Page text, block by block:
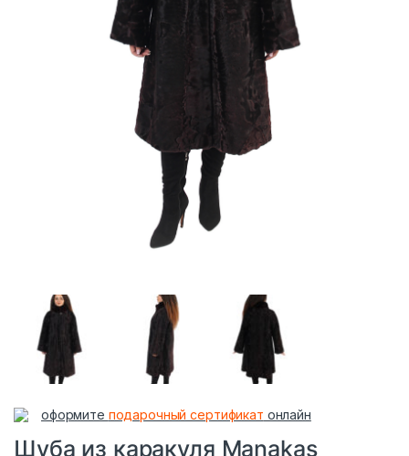
оформите подарочный сертификат онлайн
Шуба из каракуля Manakas